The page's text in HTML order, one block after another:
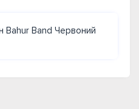
Bahur Band Червоний